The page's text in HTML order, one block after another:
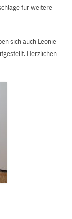
für weitere
sich auch Leonie
Herzlichen